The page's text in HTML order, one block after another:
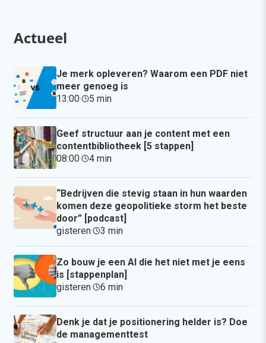
Actueel
Je merk opleveren? Waarom een PDF niet
meer genoeg is
13:00· 5 min·
Geef structuur aan je content met een
contentbibliotheek [5 stappen]
08:00· 4 min·
“Bedrijven die stevig staan in hun waarden
komen deze geopolitieke storm het beste
door” [podcast]
gisteren· 3 min·
Zo bouw je een AI die het niet met je eens
is [stappenplan]
gisteren· 6 min·
Denk je dat je positionering helder is? Doe
de managementtest